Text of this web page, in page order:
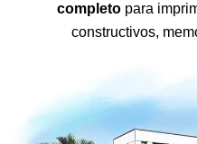
completo para
constructivos,